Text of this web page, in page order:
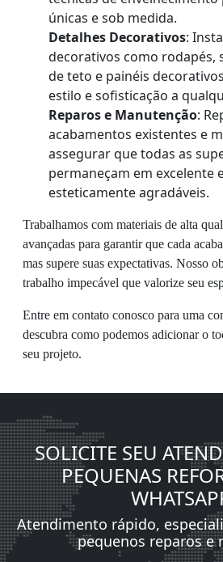
únicas e sob medida.
Detalhes Decorativos:
decorativos como rodapés,
de teto e painéis
estilo e sofisticação a
Reparos e Manutenção:
acabamentos existentes e
assegurar que todas as
permaneçam em excelente
esteticamente agradáveis.
Trabalhamos com materiais de alta
avançadas para garantir que cada
mas supere suas expectativas. Nosso
trabalho impecável que valorize seu
Entre em contato conosco para uma
descubra como podemos adicionar o
seu projeto.
SOLICITE SEU
PEQUENAS
Atendimento rápido,
pequenos reparos e